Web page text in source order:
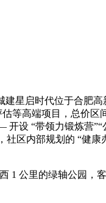
建星启时代位于合肥高
等高端项目，总价区
设 “带领力锻炼营”“
区内部规划的 “健康
1 公里的绿轴公园，